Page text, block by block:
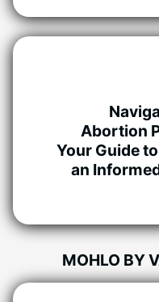
Abortion
Your Guide
an
MOHLO BY